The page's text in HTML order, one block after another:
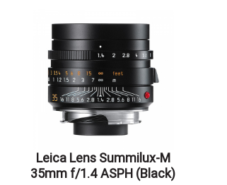
Leica Lens Summilux-M
35mm f/1.4 ASPH (Black)